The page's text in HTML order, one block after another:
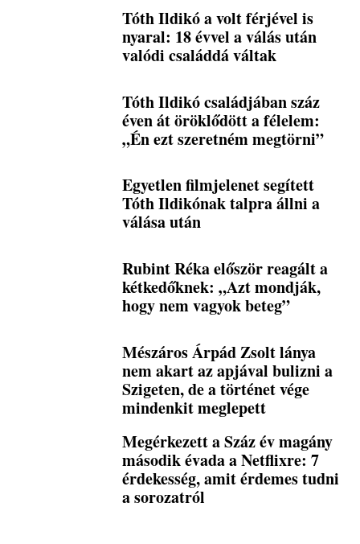
Tóth Ildikó a volt férjével is
nyaral: 18 évvel a válás után
valódi családdá váltak
Tóth Ildikó családjában száz
éven át öröklődött a félelem:
„Én ezt szeretném megtörni”
Egyetlen filmjelenet segített
Tóth Ildikónak talpra állni a
válása után
Rubint Réka először reagált a
kétkedőknek: „Azt mondják,
hogy nem vagyok beteg”
Mészáros Árpád Zsolt lánya
nem akart az apjával bulizni a
Szigeten, de a történet vége
mindenkit meglepett
Megérkezett a Száz év magány
második évada a Netflixre: 7
érdekesség, amit érdemes tudni
a sorozatról